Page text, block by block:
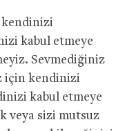
kabul etmeye
Sevmediğiniz
için kendinizi
kabul etmeye
veya sizi mutsuz